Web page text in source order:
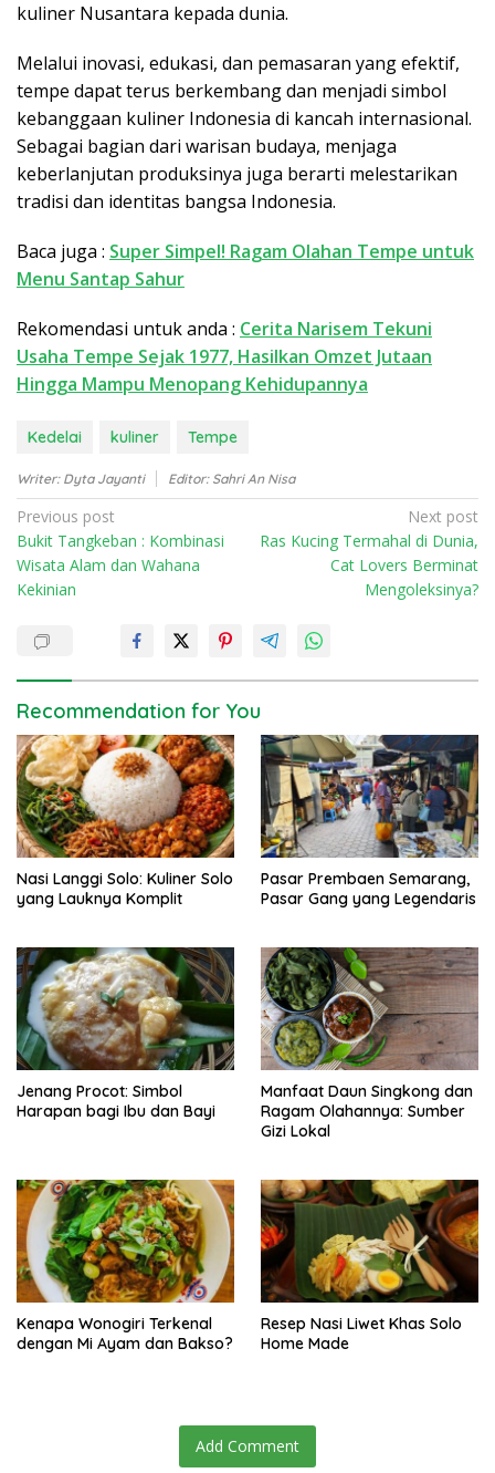
kuliner Nusantara kepada dunia.
Melalui inovasi, edukasi, dan pemasaran yang efektif,
tempe dapat terus berkembang dan menjadi simbol
kebanggaan kuliner Indonesia di kancah internasional.
Sebagai bagian dari warisan budaya, menjaga
keberlanjutan produksinya juga berarti melestarikan
tradisi dan identitas bangsa Indonesia.
Baca juga : Super Simpel! Ragam Olahan Tempe untuk
Menu Santap Sahur
Rekomendasi untuk anda : Cerita Narisem Tekuni
Usaha Tempe Sejak 1977, Hasilkan Omzet Jutaan
Hingga Mampu Menopang Kehidupannya
Kedelai kuliner Tempe
Writer: Dyta Jayanti Editor: Sahri An Nisa
P
o
s
a
v
i
g
a
t
i
o
Previous post
Bukit Tangkeban : Kombinasi
Wisata Alam dan Wahana
Kekinian
Next post
Ras Kucing Termahal di Dunia,
Cat Lovers Berminat
Mengoleksinya?
Recommendation for You
Nasi Langgi Solo: Kuliner Solo
yang Lauknya Komplit
Pasar Prembaen Semarang,
Pasar Gang yang Legendaris
Jenang Procot: Simbol
Harapan bagi Ibu dan Bayi
Manfaat Daun Singkong dan
Ragam Olahannya: Sumber
Gizi Lokal
Kenapa Wonogiri Terkenal
dengan Mi Ayam dan Bakso?
Resep Nasi Liwet Khas Solo
Home Made
Add Comment